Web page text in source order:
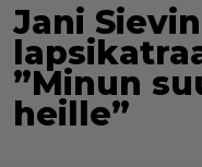
Jani
”Minun
heille”